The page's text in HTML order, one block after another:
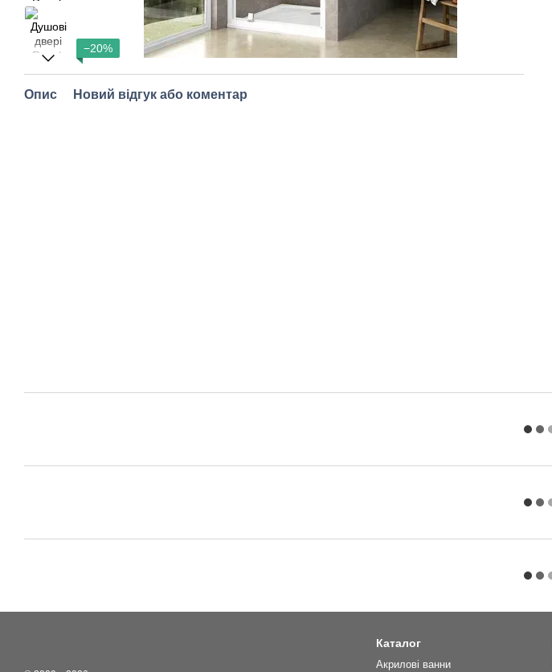
−20%
Опис Новий відгук або коментар
Каталог
Акрилові ванни